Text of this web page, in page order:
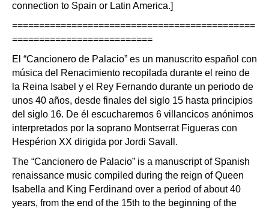
connection to Spain or Latin America.]
=============================================
==========================
El “Cancionero de Palacio” es un manuscrito español con
música del Renacimiento recopilada durante el reino de
la Reina Isabel y el Rey Fernando durante un periodo de
unos 40 años, desde finales del siglo 15 hasta principios
del siglo 16. De él escucharemos 6 villancicos anónimos
interpretados por la soprano Montserrat Figueras con
Hespérion XX dirigida por Jordi Savall.
The “Cancionero de Palacio” is a manuscript of Spanish
renaissance music compiled during the reign of Queen
Isabella and King Ferdinand over a period of about 40
years, from the end of the 15th to the beginning of the